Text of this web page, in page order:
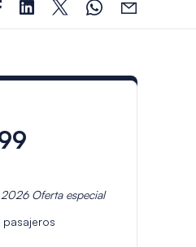
2026Oferta especial
pasajeros